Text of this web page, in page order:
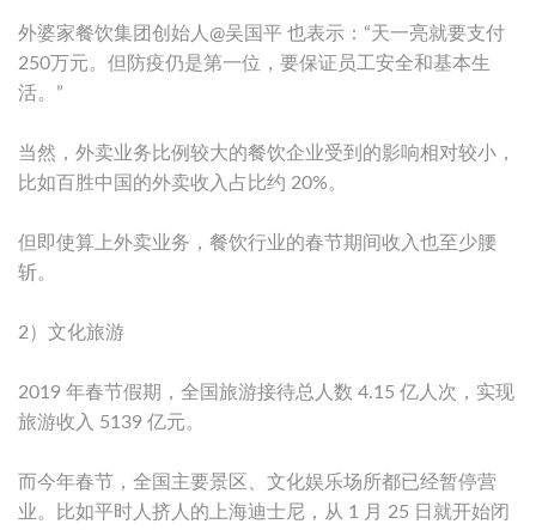
外婆家餐饮集团创始人@吴国平 也表示：“天一亮就要支付
250万元。但防疫仍是第一位，要保证员工安全和基本生
活。”
当然，外卖业务比例较大的餐饮企业受到的影响相对较小，
比如百胜中国的外卖收入占比约 20%。
但即使算上外卖业务，餐饮行业的春节期间收入也至少腰
斩。
2）文化旅游
2019 年春节假期，全国旅游接待总人数 4.15 亿人次，实现
旅游收入 5139 亿元。
而今年春节，全国主要景区、文化娱乐场所都已经暂停营
业。比如平时人挤人的上海迪士尼，从 1 月 25 日就开始闭